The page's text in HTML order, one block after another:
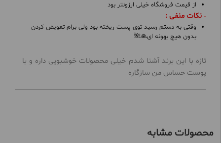
از قیمت فروشگاه خیلی ارزونتر بود
- نکات منفی :
وقتی به دستم رسید توی پست ریخته بود ولی برام تعویض کردن
بدون هیچ بهونه ای🙏🌺
تازه با این برند آشنا شدم خیلی محصولات خوشبویی داره و با
پوست حساس من سازگاره
محصولات مشابه